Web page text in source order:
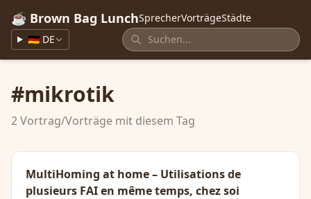
☕ Brown Bag LunchSprecherVorträgeStädte
🇩🇪 DE
#mikrotik
2 Vortrag/Vorträge mit diesem Tag
MultiHoming at home – Utilisations de
plusieurs FAI en même temps, chez soi